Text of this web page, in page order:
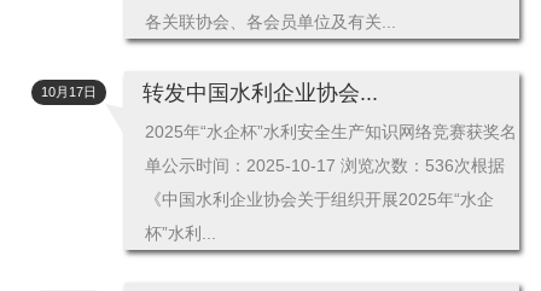
各关联协会、各会员单位及有关...
转发中国水利企业协会...
2025年“水企杯”水利安全生产知识网络竞赛获奖名
单公示时间：2025-10-17 浏览次数：536次根据
《中国水利企业协会关于组织开展2025年“水企
杯”水利...
10月17日